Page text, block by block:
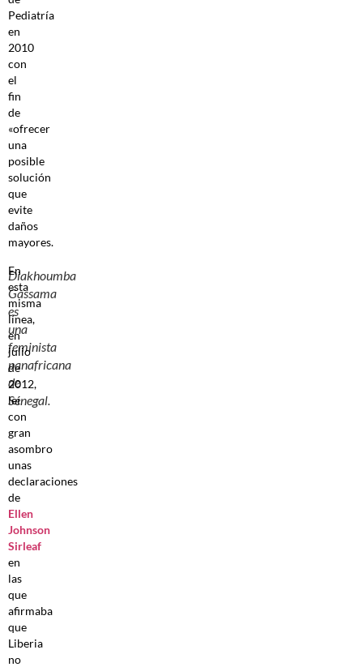
Pediatría
en
2010
con
el
fin
de
«ofrecer
una
posible
solución
que
evite
daños
mayores.
Diakhoumba
Gassama
es
una
feminista
panafricana
de
Senegal.
En
esta
misma
línea,
en
julio
de
2012,
leí
con
gran
asombro
unas
declaraciones
de
Ellen
Johnson
Sirleaf
en
las
que
afirmaba
que
Liberia
no